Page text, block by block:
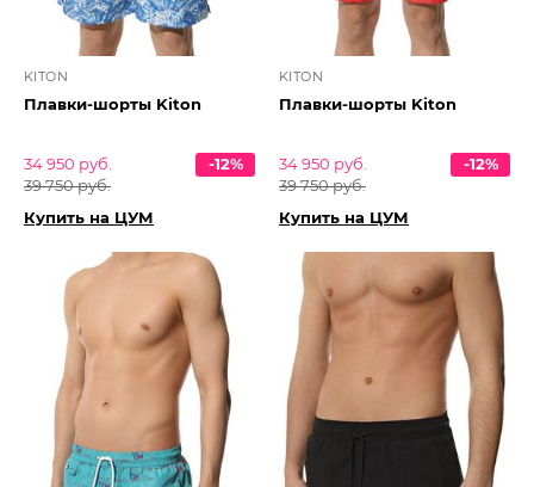
KITON
Плавки-шорты Kiton
34 950 руб.
39 750 руб.
-12%
Купить на ЦУМ
KITON
Плавки-шорты Kiton
34 950 руб.
39 750 руб.
-12%
Купить на ЦУМ